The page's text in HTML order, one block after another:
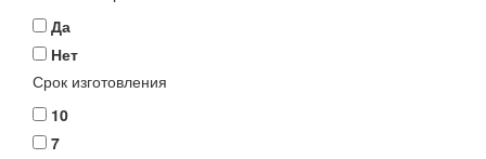
Да
Нет
Срок изготовления
10
7